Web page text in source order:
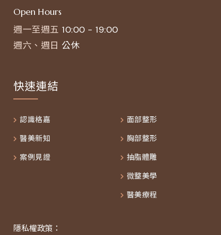
Open Hours
週一至週五 10:00 - 19:00
週六、週日 公休
快速連結
認識格嘉
醫美新知
案例見證
面部整形
胸部整形
抽脂體雕
微整美學
醫美療程
隱私權政策：